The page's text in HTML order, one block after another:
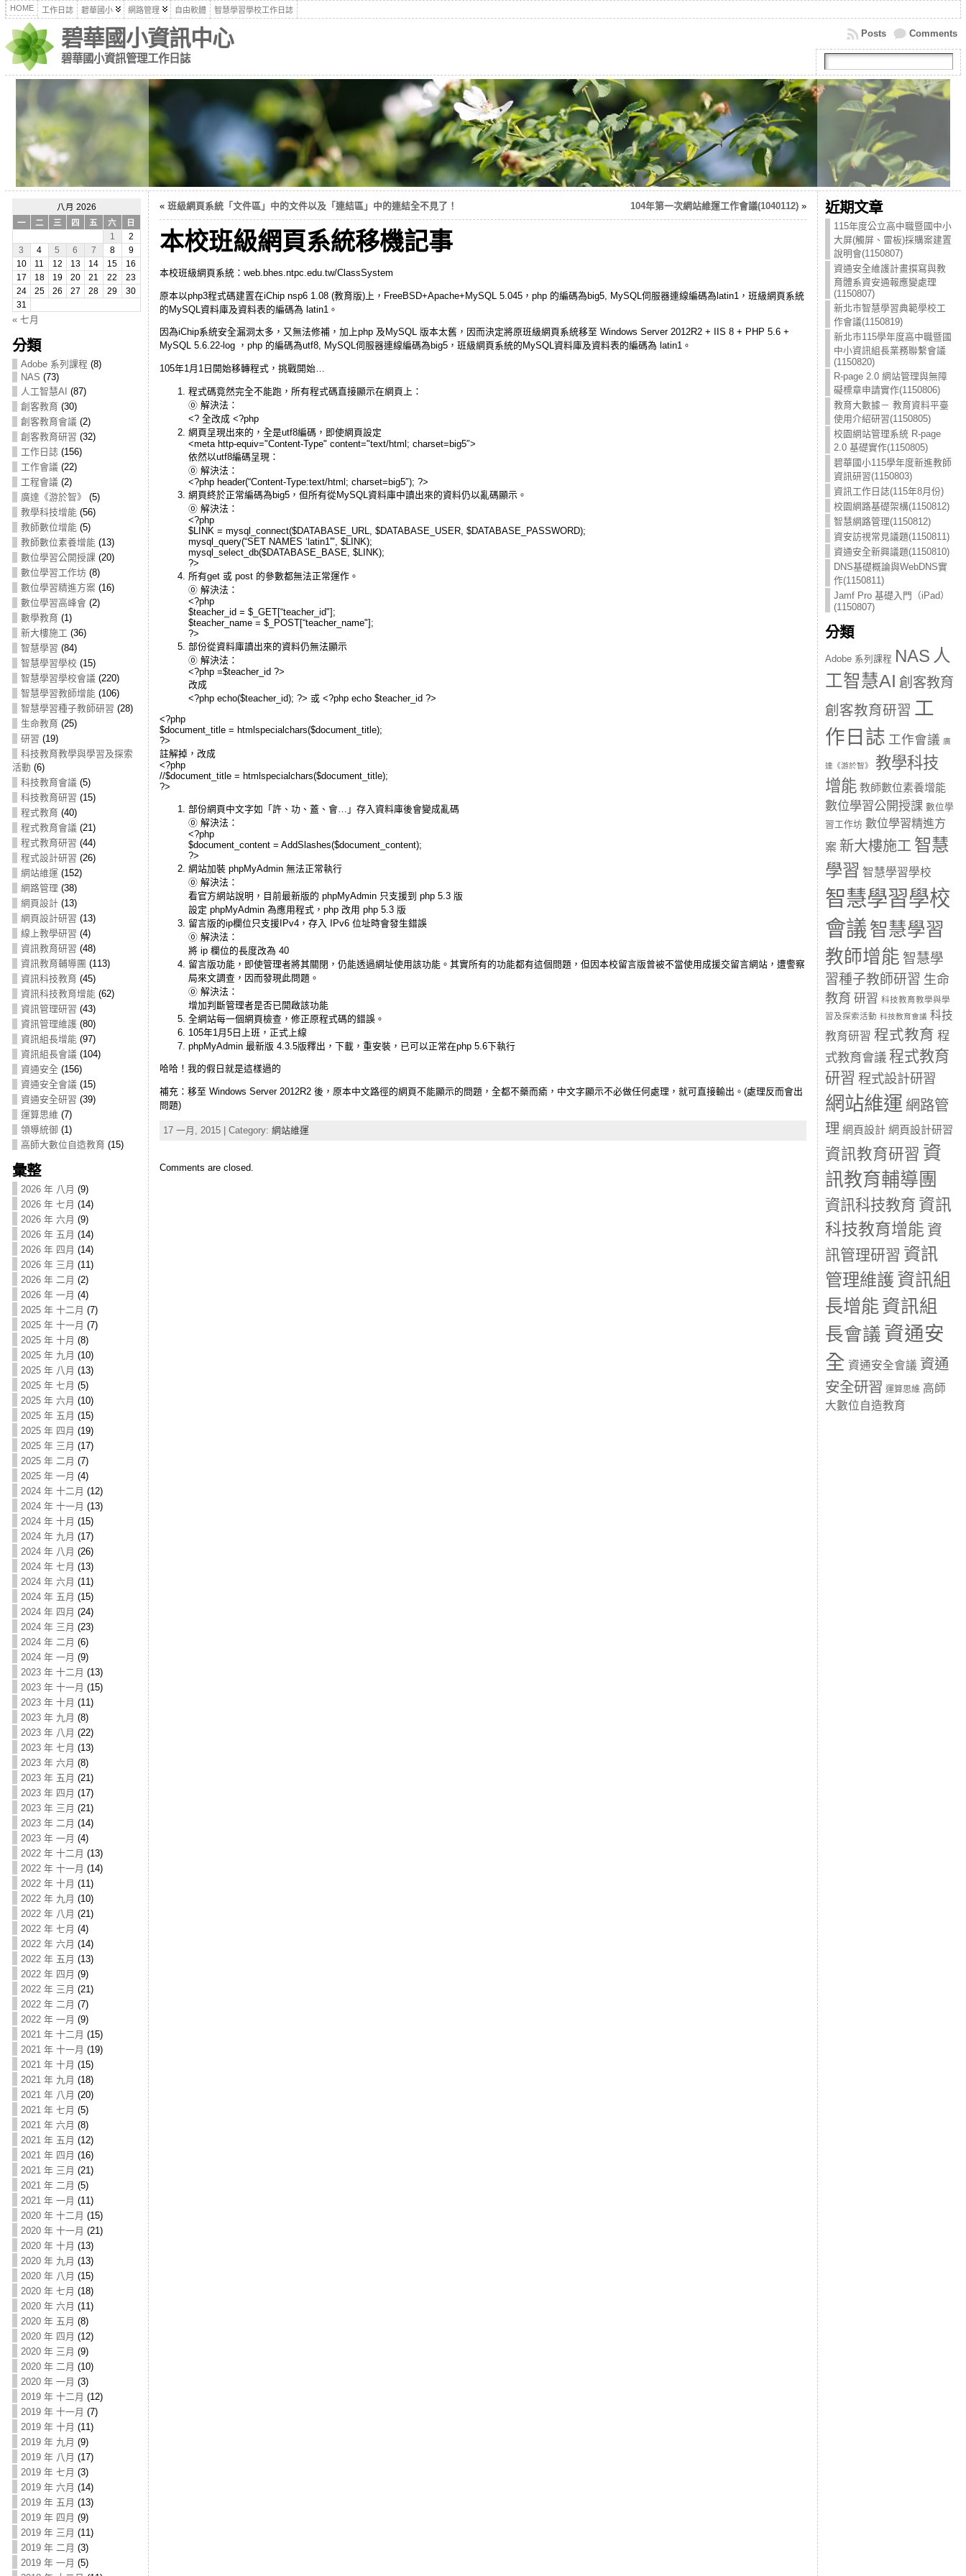
HOME 工作日誌 碧華國小 網路管理 自由軟體 智慧學習學校工作日誌
碧華國小資訊中心
碧華國小資訊管理工作日誌
Comments
Posts
八月 2026
一
二 三 四 五 六
日
1
2
3
4 5 6 7 8
9
10
11 12 13 14 15
16
17
18 19 20 21 22
23
24
25 26 27 28 29
30
31
« 七月
分類
Adobe 系列課程 (8)
NAS (73)
人工智慧AI (87)
創客教育 (30)
創客教育會議 (2)
創客教育研習 (32)
工作日誌 (156)
工作會議 (22)
工程會議 (2)
廣達《游於智》
(5)
教學科技增能(56)
教師數位增能(5)
教師數位素養增能(13)
數位學習公開授課 (20)
數位學習工作坊(8)
數位學習精進方案 (16)
數位學習高峰會 (2)
數學教育 (1)
新大樓施工 (36)
智慧學習 (84)
智慧學習學校 (15)
智慧學習學校會議 (220)
智慧學習教師增能(106)
智慧學習種子教師研習 (28)
生命教育 (25)
研習 (19)
科技教育教學與學習及探索
活動 (6)
科技教育會議 (5)
科技教育研習 (15)
程式教育 (40)
程式教育會議 (21)
程式教育研習 (44)
程式設計研習 (26)
網站維運 (152)
網路管理 (38)
網頁設計(13)
網頁設計研習 (13)
線上教學研習 (4)
資訊教育研習 (48)
資訊教育輔導團 (113)
資訊科技教育 (45)
資訊科技教育增能(62)
資訊管理研習 (43)
資訊管理維護(80)
資訊組長增能(97)
資訊組長會議 (104)
資通安全 (156)
資通安全會議 (15)
資通安全研習 (39)
運算思維 (7)
領導統御 (1)
高師大數位自造教育 (15)
彙整
2026 年 八月 (9)
2026 年 七月 (14)
2026 年 六月 (9)
2026 年 五月 (14)
2026 年 四月 (14)
2026 年 三月 (11)
2026 年 二月 (2)
2026 年 一月 (4)
2025 年 十二月 (7)
2025 年 十一月 (7)
2025 年 十月 (8)
2025 年 九月 (10)
2025 年 八月 (13)
2025 年 七月 (5)
2025 年 六月 (10)
2025 年 五月 (15)
2025 年 四月 (19)
2025 年 三月 (17)
2025 年 二月 (7)
2025 年 一月 (4)
2024 年 十二月 (12)
2024 年 十一月 (13)
2024 年 十月 (15)
2024 年 九月 (17)
2024 年 八月 (26)
2024 年 七月 (13)
2024 年 六月 (11)
2024 年 五月 (15)
2024 年 四月 (24)
2024 年 三月 (23)
2024 年 二月 (6)
2024 年 一月 (9)
2023 年 十二月 (13)
2023 年 十一月 (15)
2023 年 十月 (11)
2023 年 九月 (8)
2023 年 八月 (22)
2023 年 七月 (13)
2023 年 六月 (8)
2023 年 五月 (21)
2023 年 四月 (17)
2023 年 三月 (21)
2023 年 二月 (14)
2023 年 一月 (4)
2022 年 十二月 (13)
2022 年 十一月 (14)
2022 年 十月 (11)
2022 年 九月 (10)
2022 年 八月 (21)
2022 年 七月 (4)
2022 年 六月 (14)
2022 年 五月 (13)
2022 年 四月 (9)
2022 年 三月 (21)
2022 年 二月 (7)
2022 年 一月 (9)
2021 年 十二月 (15)
2021 年 十一月 (19)
2021 年 十月 (15)
2021 年 九月 (18)
2021 年 八月 (20)
2021 年 七月 (5)
2021 年 六月 (8)
2021 年 五月 (12)
2021 年 四月 (16)
2021 年 三月 (21)
2021 年 二月 (5)
2021 年 一月 (11)
2020 年 十二月 (15)
2020 年 十一月 (21)
2020 年 十月 (13)
2020 年 九月 (13)
2020 年 八月 (15)
2020 年 七月 (18)
2020 年 六月 (11)
2020 年 五月 (8)
2020 年 四月 (12)
2020 年 三月 (9)
2020 年 二月 (10)
2020 年 一月 (3)
2019 年 十二月 (12)
2019 年 十一月 (7)
2019 年 十月 (11)
2019 年 九月 (9)
2019 年 八月 (17)
2019 年 七月 (3)
2019 年 六月 (14)
2019 年 五月 (13)
2019 年 四月 (9)
2019 年 三月 (11)
2019 年 二月 (3)
2019 年 一月 (5)
« 班級網頁系統「文件區」中的文件以及「連結區」中的連結全不見了！ 104年第一次網站維運工作會議(1040112)»
本校班級網頁系統移機記事
本校班級網頁系統：web.bhes.ntpc.edu.tw/ClassSystem
原本以php3程式碼建置在iChip nsp6 1.08 (教育版)上，FreeBSD+Apache+MySQL 5.045，php 的編碼為big5, MySQL伺服器連線編碼為latin1，班級網頁系統
的MySQL資料庫及資料表的編碼為 latin1。
因為iChip系統安全漏洞太多，又無法修補，加上php 及MySQL 版本太舊，因而決定將原班級網頁系統移至 Windows Server 2012R2 + IIS 8 + PHP 5.6 +
MySQL 5.6.22-log ，php 的編碼為utf8, MySQL伺服器連線編碼為big5，班級網頁系統的MySQL資料庫及資料表的編碼為 latin1。
105年1月1日開始移轉程式，挑戰開始…
程式碼竟然完全不能跑，所有程式碼直接顯示在網頁上：
⓪ 解決法：
<? 全改成 <?php
網頁呈現出來的，全是utf8編碼，即使網頁設定
<meta http-equiv="Content-Type" content="text/html; charset=big5″>
依然以utf8編碼呈現：
⓪ 解決法：
<?php header(“Content-Type:text/html; charset=big5″); ?>
網頁終於正常編碼為big5，但所有從MySQL資料庫中讀出來的資料仍以亂碼顯示。
⓪ 解決法：
<?php
$LINK = mysql_connect($DATABASE_URL, $DATABASE_USER, $DATABASE_PASSWORD);
mysql_query(“SET NAMES ‘latin1′", $LINK);
mysql_select_db($DATABASE_BASE, $LINK);
?>
所有get 或 post 的參數都無法正常運作。
⓪ 解決法：
<?php
$teacher_id = $_GET[“teacher_id"];
$teacher_name = $_POST[“teacher_name"];
?>
部份從資料庫讀出來的資料仍無法顯示
⓪ 解決法：
<?php =$teacher_id ?>
改成
<?php echo($teacher_id); ?> 或 <?php echo $teacher_id ?>
<?php
$document_title = htmlspecialchars($document_title);
?>
註解掉，改成
<?php
//$document_title = htmlspecialchars($document_title);
?>
部份網頁中文字如「許、功、蓋、會…」存入資料庫後會變成亂碼
⓪ 解決法：
<?php
$document_content = AddSlashes($document_content);
?>
網站加裝 phpMyAdmin 無法正常執行
⓪ 解決法：
看官方網站說明，目前最新版的 phpMyAdmin 只支援到 php 5.3 版
設定 phpMyAdmin 為應用程式，php 改用 php 5.3 版
留言版的ip欄位只支援IPv4，存入 IPv6 位址時會發生錯誤
⓪ 解決法：
將 ip 欄位的長度改為 40
留言版功能，即使管理者將其關閉，仍能透過網址使用該功能。其實所有的功能都有這個問題，但因本校留言版曾被不當使用成援交留言網站，遭警察
局來文調查，因而發現此問題。
⓪ 解決法：
增加判斷管理者是否已開啟該功能
全網站每一個網頁檢查，修正原程式碼的錯誤。
105年1月5日上班，正式上線
phpMyAdmin 最新版 4.3.5版釋出，下載，重安裝，已可以正常在php 5.6下執行
哈哈！我的假日就是這樣過的
補充：移至 Windows Server 2012R2 後，原本中文路徑的網頁不能顯示的問題，全都不藥而瘉，中文字顯示不必做任何處理，就可直接輸出。(處理反而會出
問題)
17 一月, 2015 | Category: 網站維運
Comments are closed.
近期文章
115年度公立高中職暨國中小
大屏(觸屏、雷板)採購案建置
說明會(1150807)
資通安全維護計畫撰寫與教
育體系資安通報應變處理
(1150807)
新北市智慧學習典範學校工
作會議(1150819)
新北市115學年度高中職暨國
中小資訊組長業務聯繫會議
(1150820)
R-page 2.0 網站管理與無障
礙標章申請實作(1150806)
教育大數據－ 教育資料平臺
使用介紹研習(1150805)
校園網站管理系統 R-page
2.0 基礎實作(1150805)
碧華國小115學年度新進教師
資訊研習(1150803)
資訊工作日誌(115年8月份)
校園網路基礎架構(1150812)
智慧網路管理(1150812)
資安訪視常見議題(1150811)
資通安全新興議題(1150810)
DNS基礎概論與WebDNS實
作(1150811)
Jamf Pro 基礎入門（iPad）
(1150807)
分類
Adobe 系列課程 NAS 人
工智慧AI 創客教育
創客教育研習 工
作日誌 工作會議 廣
達《游於智》
教學科技
增能 教師數位素養增能
數位學習公開授課 數位學
習工作坊 數位學習精進方
案 新大樓施工 智慧
學習 智慧學習學校
智慧學習學校
會議 智慧學習
教師增能 智慧學
習種子教師研習 生命
教育 研習 科技教育教學與學
習及探索活動 科技教育會議 科技
教育研習 程式教育 程
式教育會議 程式教育
研習 程式設計研習
網站維運 網路管
理 網頁設計 網頁設計研習
資訊教育研習 資
訊教育輔導團
資訊科技教育 資訊
科技教育增能 資
訊管理研習 資訊
管理維護 資訊組
長增能資訊組
長會議 資通安
全 資通安全會議 資通
安全研習 運算思維 高師
大數位自造教育